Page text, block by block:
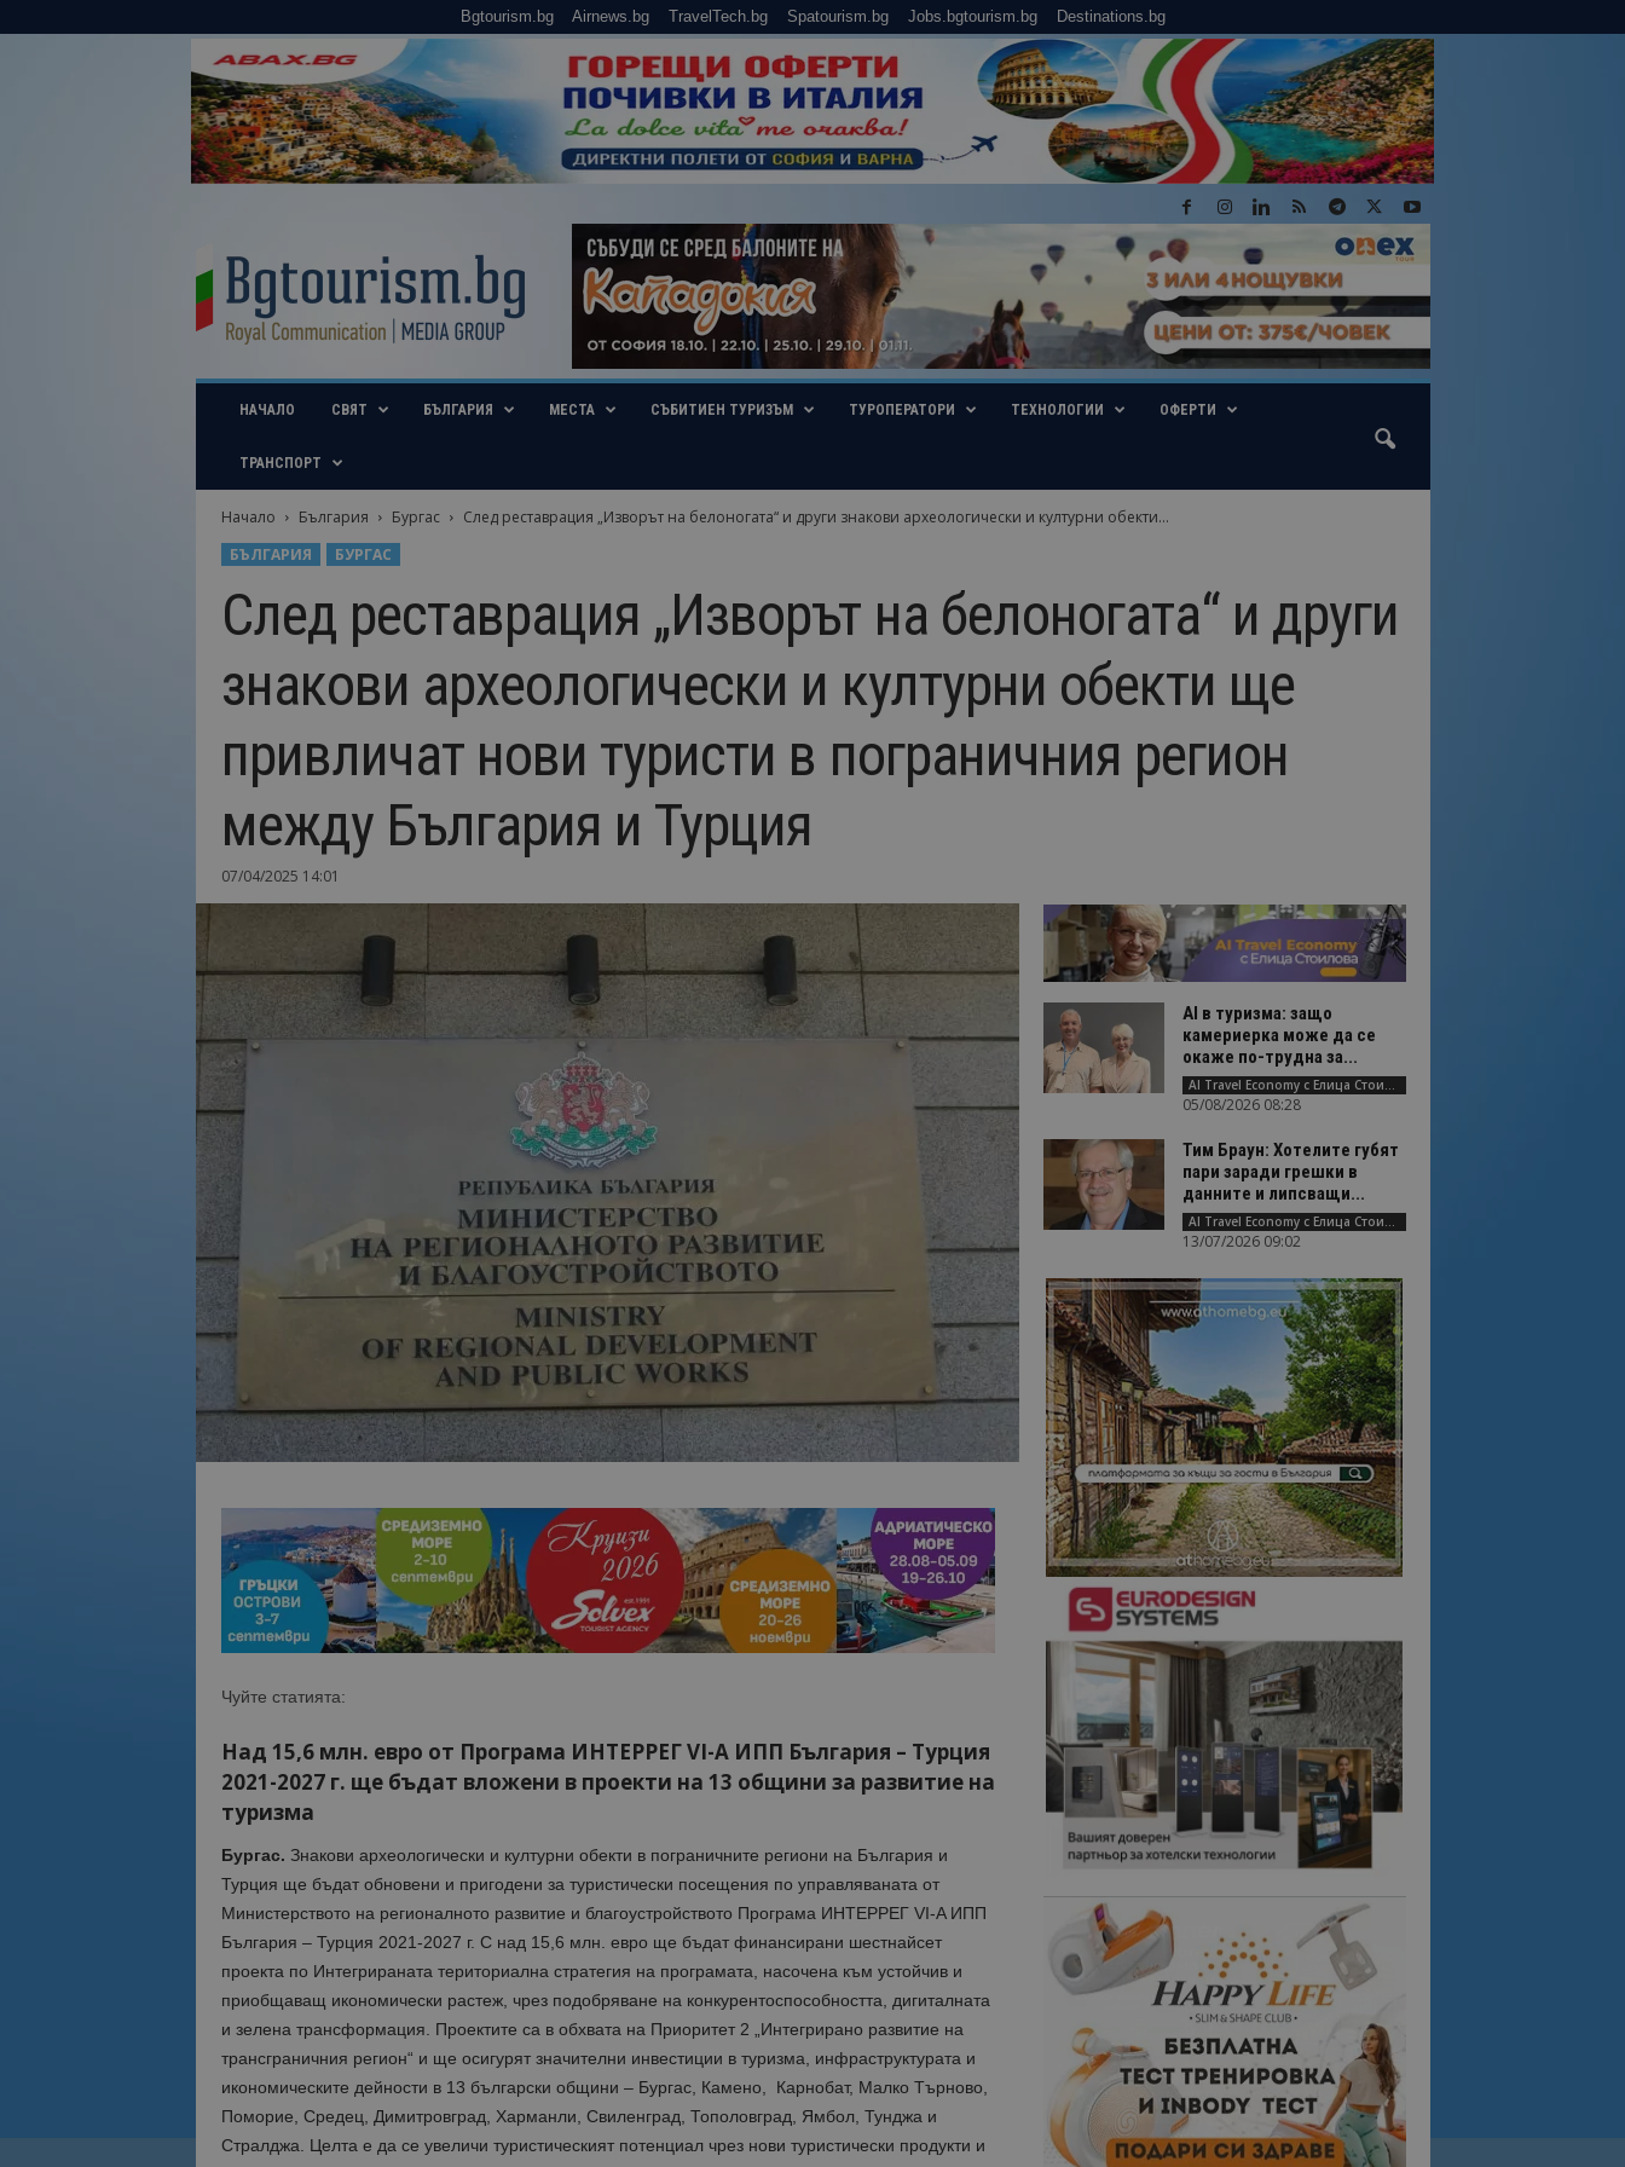
Bgtourism.bg Airnews.bg TravelTech.bg Spatourism.bg Jobs.bgtourism.bg Destinations.bg
u
i
b
и
з
а
НАЧАЛО СВЯТ БЪЛГАРИЯ МЕСТА СЪБИТИЕН ТУРИЗЪМ ТУРОПЕРАТОРИ ТЕХНОЛОГИИ ОФЕРТИ
ТРАНСПОРТ
Начало България Бургас
След реставрация „Изворът на белоногата“ и други знакови археологически и културни обекти...
БЪЛГАРИЯ
БУРГАС
След реставрация „Изворът на белоногата“ и други
знакови археологически и културни обекти ще
привличат нови туристи в пограничния регион
между България и Турция
07/04/2025 14:01
Чуйте статията:
Над 15,6 млн. евро от Програма ИНТЕРРЕГ VI-A ИПП България – Турция
2021-2027 г. ще бъдат вложени в проекти на 13 общини за развитие на
туризма
Бургас. Знакови археологически и културни обекти в пограничните региони на България и
Турция ще бъдат обновени и пригодени за туристически посещения по управляваната от
Министерството на регионалното развитие и благоустройството Програма ИНТЕРРЕГ VI-A ИПП
България – Турция 2021-2027 г. С над 15,6 млн. евро ще бъдат финансирани шестнайсет
проекта по Интегрираната териториална стратегия на програмата, насочена към устойчив и
приобщаващ икономически растеж, чрез подобряване на конкурентоспособността, дигиталната
и зелена трансформация. Проектите са в обхвата на Приоритет 2 „Интегрирано развитие на
трансграничния регион“ и ще осигурят значителни инвестиции в туризма, инфраструктурата и
икономическите дейности в 13 български общини – Бургас, Камено, Карнобат, Малко Търново,
Поморие, Средец, Димитровград, Харманли, Свиленград, Тополовград, Ямбол, Тунджа и
Стралджа. Целта е да се увеличи туристическият потенциал чрез нови туристически продукти и
AI в туризма: защо
камериерка може да се
окаже по-трудна за...
AI Travel Economy с Елица Стоилова
05/08/2026 08:28
Тим Браун: Хотелите губят
пари заради грешки в
данните и липсващи...
AI Travel Economy с Елица Стоилова
13/07/2026 09:02